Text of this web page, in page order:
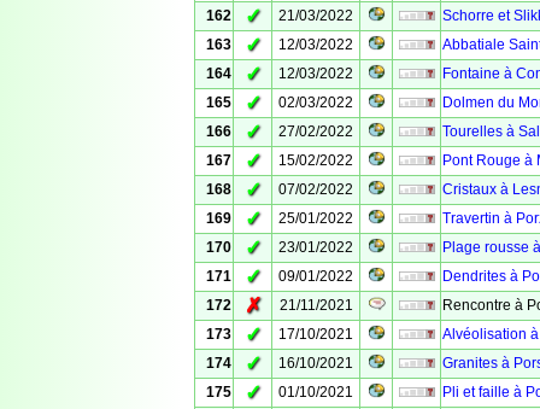
162
✓ 21/03/2022
Schorre et
163
✓ 12/03/2022
Abbatiale
164
✓ 12/03/2022
Fontaine à
165
✓ 02/03/2022
Dolmen du
166
✓ 27/02/2022
Tourelles à
167
✓ 15/02/2022
Pont Rouge à
168
✓ 07/02/2022
Cristaux à
169
✓ 25/01/2022
Travertin à
170
✓ 23/01/2022
Plage rousse
171
✓ 09/01/2022
Dendrites à
172
✗ 21/11/2021
Rencontre à
173
✓ 17/10/2021
Alvéolisation
174
✓ 16/10/2021
Granites à
175
✓ 01/10/2021
Pli et faille à